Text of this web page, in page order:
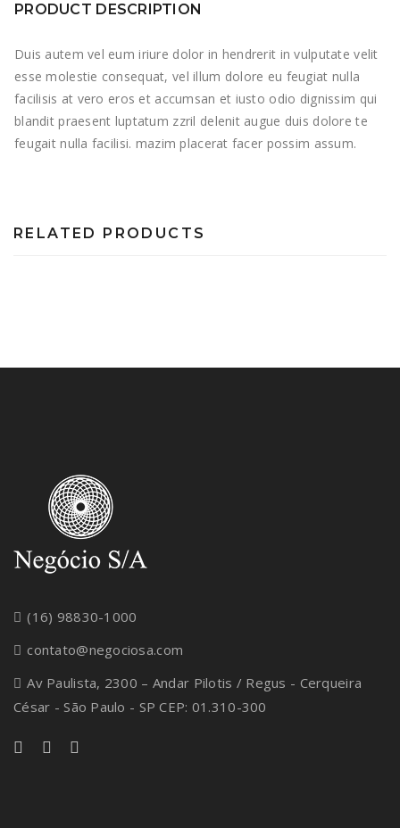
PRODUCT DESCRIPTION
Duis autem vel eum iriure dolor in hendrerit in vulputate velit
esse molestie consequat, vel illum dolore eu feugiat nulla
facilisis at vero eros et accumsan et iusto odio dignissim qui
blandit praesent luptatum zzril delenit augue duis dolore te
feugait nulla facilisi. mazim placerat facer possim assum.
RELATED PRODUCTS
(16) 98830-1000
contato@negociosa.com
Av Paulista, 2300 – Andar Pilotis / Regus - Cerqueira
César - São Paulo - SP CEP: 01.310-300